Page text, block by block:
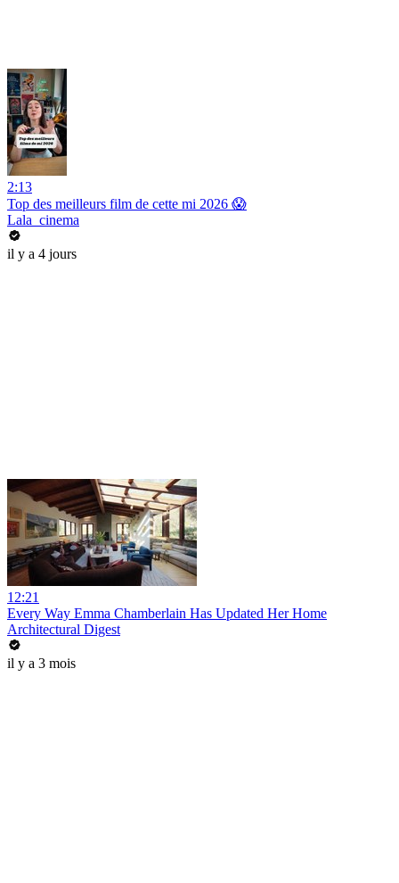
2:13
Top des meilleurs film de cette mi 2026 😱
Lala_cinema
il y a 4 jours
12:21
Every Way Emma Chamberlain Has Updated Her Home
Architectural Digest
il y a 3 mois